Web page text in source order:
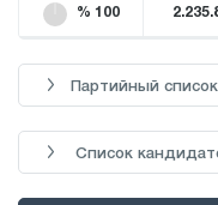
% 100
Партийный список
Список